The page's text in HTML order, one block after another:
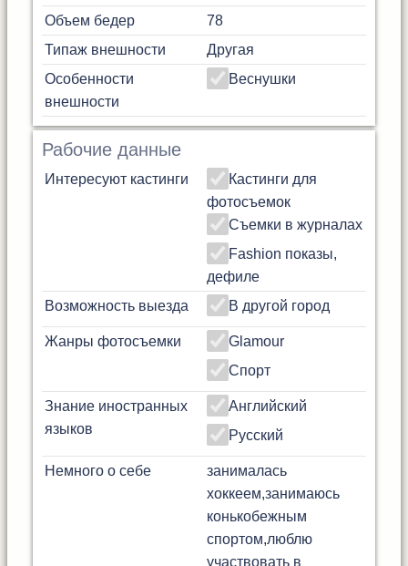
Объем бедер
78
Типаж внешности
Другая
Особенности
внешности
Веснушки
Рабочие данные
Интересуют кастинги
Кастинги для
фотосъемок
Съемки в журналах
Fashion показы,
дефиле
Возможность выезда
В другой город
Жанры фотосъемки
Glamour
Спорт
Знание иностранных
языков
Английский
Русский
Немного о себе
занималась
хоккеем,занимаюсь
конькобежным
спортом,люблю
участвовать в